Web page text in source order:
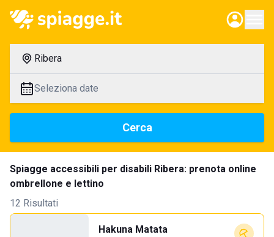
Ribera
Seleziona date
Cerca
Spiagge accessibili per disabili Ribera: prenota online
ombrellone e lettino
12 Risultati
Hakuna Matata